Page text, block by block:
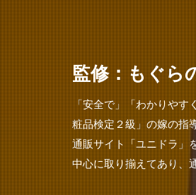
監修：もぐら
「安全で」「わかりやす
粧品検定２級」の嫁の指
通販サイト「ユニドラ」
中心に取り揃えてあり、